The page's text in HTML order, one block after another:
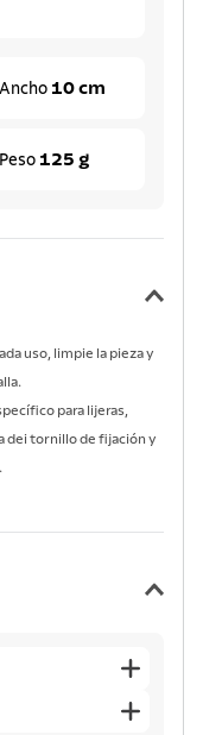
Ancho 10 cm
Peso 125 g
uso, limpie la pieza y
para lijeras,
dei tornillo de fijación y